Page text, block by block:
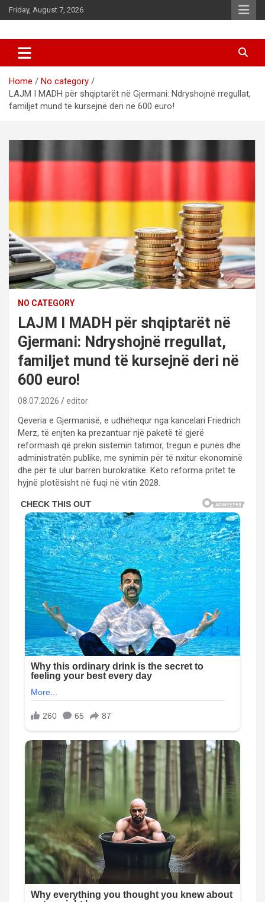
Skip
to
Friday, August 7, 2026
d7-news.com
Home
No category
LAJM I MADH për shqiptarët në Gjermani: Ndryshojnë rregullat,
familjet mund të kursejnë deri në 600 euro!
NO CATEGORY
LAJM I MADH për shqiptarët në
Gjermani: Ndryshojnë rregullat,
familjet mund të kursejnë deri në
600 euro!
08.07.2026 editor
Qeveria e Gjermanisë, e udhëhequr nga kancelari Friedrich
Merz, të enjten ka prezantuar një paketë të gjerë
reformash që prekin sistemin tatimor, tregun e punës dhe
administratën publike, me synimin për të nxitur ekonominë
dhe për të ulur barrën burokratike. Këto reforma pritet të
hyjnë plotësisht në fuqi në vitin 2028.